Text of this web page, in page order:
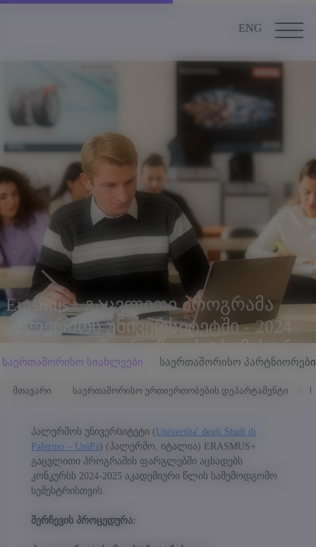
ENG
Erasmus+ გაცვლითი პროგრამა
პალერმოს უნივერსიტეტში - 2024-
2025 აკადემიური წლის I სემესტრი
(სტუდენტებისთვის)
საერთაშორისო სიახლეები საერთაშორისო პარტნიორები
მთავარი საერთაშორისო ურთიერთობების დეპარტამენტი
პალერმოს უნივერსიტეტი (Universita' degli Studi di
Palermo – UniPa) (პალერმო, იტალია) ERASMUS+
გაცვლითი პროგრამის ფარგლებში აცხადებს
კონკურსს 2024-2025 აკადემიური წლის საშემოდგომო
სემესტრისთვის.
შერჩევის პროცედურა: